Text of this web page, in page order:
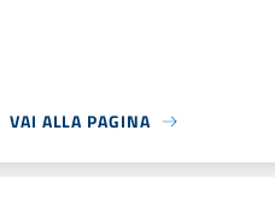
VAI ALLA PAGINA